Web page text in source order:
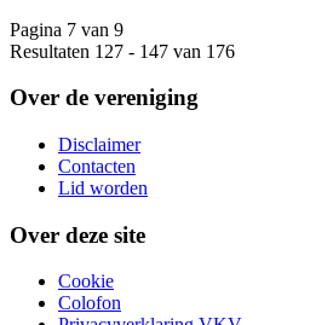
Pagina 7 van 9
Resultaten 127 - 147 van 176
Over de vereniging
Disclaimer
Contacten
Lid worden
Over deze site
Cookie
Colofon